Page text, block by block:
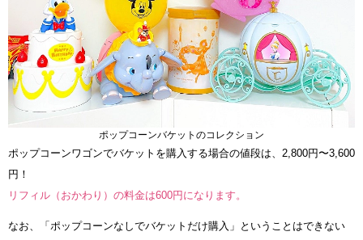
ポップコーンバケットのコレクション
ポップコーンワゴンでバケットを購入する場合の値段は、2,800円〜3,600
円！
リフィル（おかわり）の料金は600円になります。
なお、「ポップコーンなしでバケットだけ購入」ということはできない